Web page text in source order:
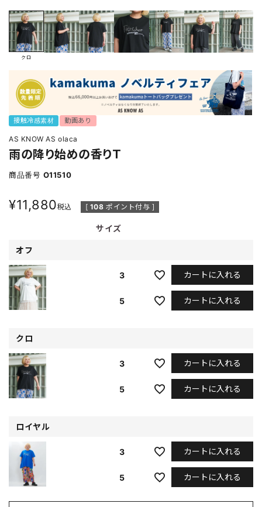
クロ
接触冷感素材 動画あり
AS KNOW AS olaca
雨の降り始めの香りＴ
商品番号 O11510
¥11,880税込 [ 108 ポイント付与 ]
サイズ
オフ
3 カートに入れる
5 カートに入れる
クロ
3 カートに入れる
5 カートに入れる
ロイヤル
3 カートに入れる
5 カートに入れる